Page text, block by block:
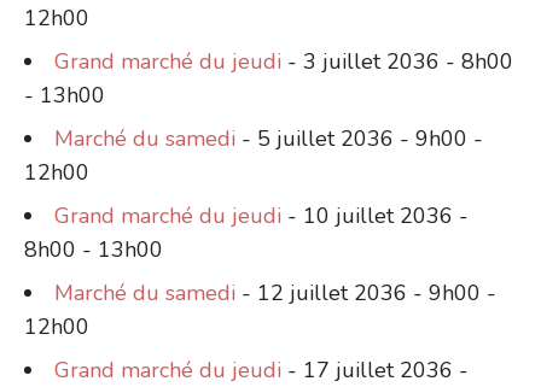
12h00
Grand marché du jeudi - 3 juillet 2036 - 8h00
- 13h00
Marché du samedi - 5 juillet 2036 - 9h00 -
12h00
Grand marché du jeudi - 10 juillet 2036 -
8h00 - 13h00
Marché du samedi - 12 juillet 2036 - 9h00 -
12h00
Grand marché du jeudi - 17 juillet 2036 -